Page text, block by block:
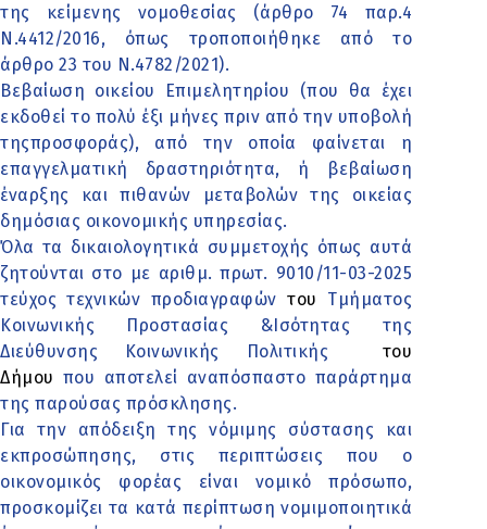
της κείμενης νομοθεσίας (άρθρο 74 παρ.4
Ν.4412/2016, όπως τροποποιήθηκε από το
άρθρο 23 του Ν.4782/2021).
Βεβαίωση οικείου Επιμελητηρίου (που θα έχει
εκδοθεί το πολύ έξι μήνες πριν από την υποβολή
τηςπροσφοράς), από την οποία φαίνεται η
επαγγελματική δραστηριότητα, ή βεβαίωση
έναρξης και πιθανών μεταβολών της οικείας
δημόσιας οικονομικής υπηρεσίας.
Όλα τα δικαιολογητικά συμμετοχής όπως αυτά
ζητούνται στο με αριθμ. πρωτ. 9010/11-03-2025
τεύχος τεχνικών προδιαγραφώντου Τμήματος
Κοινωνικής Προστασίας &Ισότητας της
Διεύθυνσης Κοινωνικής Πολιτικής
του
Δήμου που αποτελεί αναπόσπαστο παράρτημα
της παρούσας πρόσκλησης.
Για την απόδειξη της νόμιμης σύστασης και
εκπροσώπησης, στις περιπτώσεις που ο
οικονομικός φορέας είναι νομικό πρόσωπο,
προσκομίζει τα κατά περίπτωση νομιμοποιητικά